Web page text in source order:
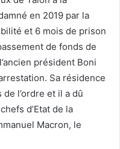
en 2019 par la
et 6 mois de prison
de fonds de
président Boni
Sa résidence
l’ordre et il a dû
d’Etat de la
Macron, le